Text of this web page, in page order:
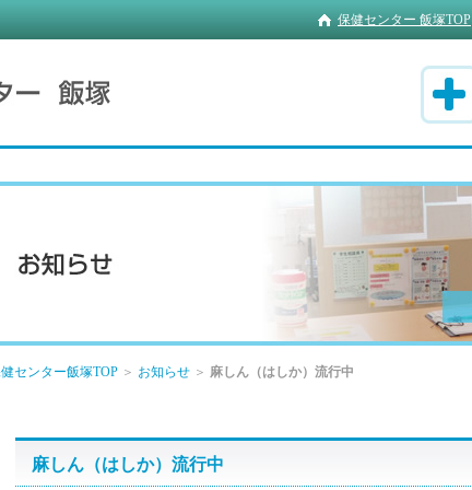
保健センター 飯塚TOP
センター飯塚TOP ＞ お知らせ ＞ 麻しん（はしか）流行中
麻しん（はしか）流行中